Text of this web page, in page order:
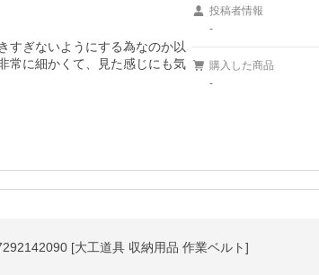
すぎないようにする為なのか以
常に細かくて、見た感じにも気
投稿者情報
-
購入した商品
-
[大工道具 収納用品 作業ベルト]